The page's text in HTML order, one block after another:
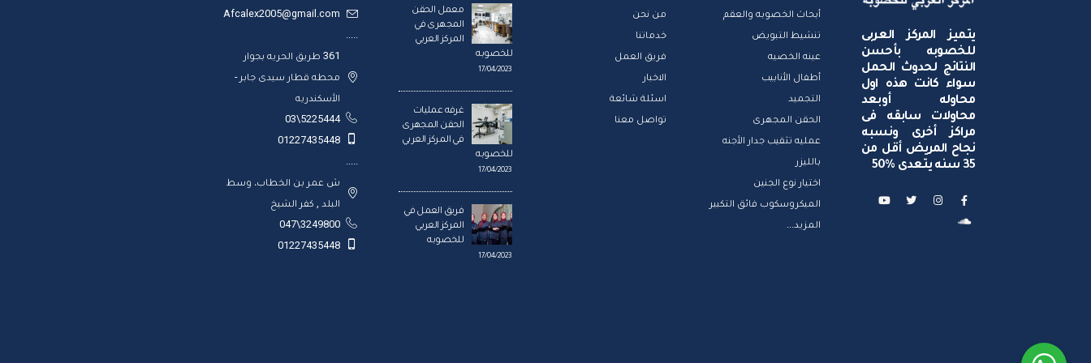
يتميز المركز العربى
للخصوبه بأحسن
النتائج لحدوث الحمل
سواء كانت هذه اول
محاوله أوبعد
محاولات سابقه فى
مراكز أخرى ونسبه
نجاح المريض أقل من
35 سنه يتعدى %50
أبحاث الخصوبه والعقم
تنشيط التبويض
عينه الخصيه
أطفال الأنابيب
التجميد
الحقن المجهرى
عمليه تثقيب جدار الأجنه
بالليزر
اختيار نوع الجنين
الميكروسكوب فائق التكبير
المزيد...
من نحن
خدماتنا
فريق العمل
الاخبار
اسئلة شائعة
تواصل معنا
معمل الحقن
المجهرى في
المركز العربي
للخصوبه
17/04/2023
غرفه عمليات
الحقن المجهرى
في المركز العربي
للخصوبه
17/04/2023
فريق العمل في
المركز العربي
للخصوبه
17/04/2023
Afcalex2005@gmail.com
.....
361 طريق الحريه بجوار
محطه قطار سيدى جابر -
الأسكندريه
5225444\03
01227435448
.....
ش عمر بن الخطاب، وسط
البلد , كفر الشيخ
3249800\047
01227435448